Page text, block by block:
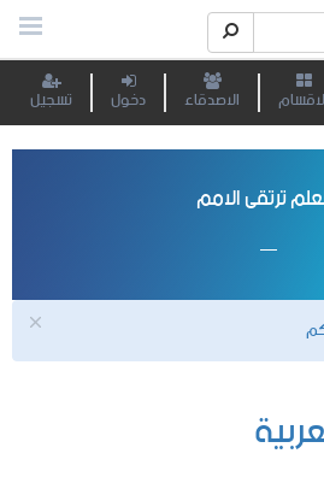
الاصدقاء دخول تسجيل
ترتقى الامم